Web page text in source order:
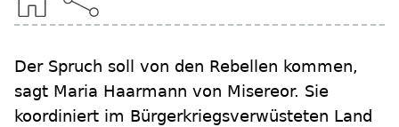
Der Spruch soll von den Rebellen kommen,
sagt Maria Haarmann von Misereor. Sie
koordiniert im Bürgerkriegsverwüsteten Land